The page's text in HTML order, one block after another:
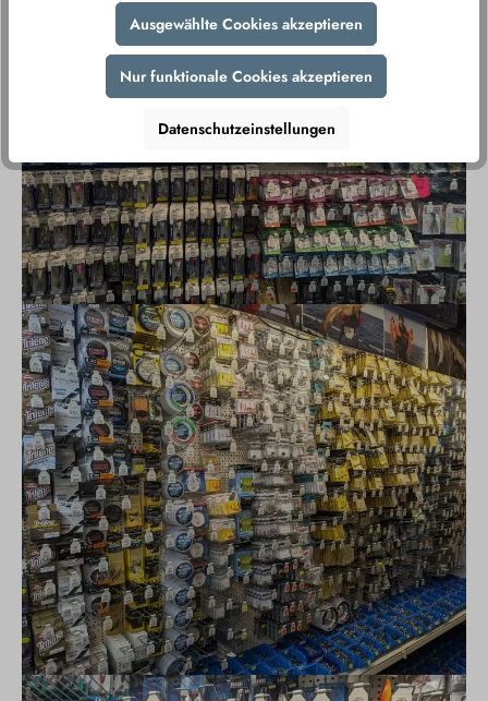
Ausgewählte Cookies akzeptieren
Nur funktionale Cookies akzeptieren
Datenschutzeinstellungen